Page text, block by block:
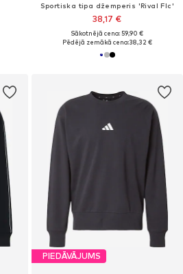
Sportiska tipa džemperis 'Rival Flc'
38,17 €
Sākotnējā cena: 59,90 €
Pēdējā zemākā cena:38,32 €
PIEDĀVĀJUMS